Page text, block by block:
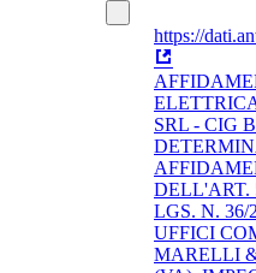
https://
SRL - CIG
DELL'ART.
LGS. N.
UFFICI
MARELLI